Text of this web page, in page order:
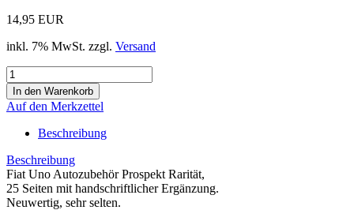
14,95 EUR
inkl. 7% MwSt. zzgl. Versand
Auf den Merkzettel
Beschreibung
Beschreibung
Fiat Uno Autozubehör Prospekt Rarität,
25 Seiten mit handschriftlicher Ergänzung.
Neuwertig, sehr selten.